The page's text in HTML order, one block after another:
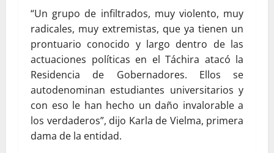
“Un grupo de infiltrados, muy violento, muy
radicales, muy extremistas, que ya tienen un
prontuario conocido y largo dentro de las
actuaciones políticas en el Táchira atacó la
Residencia de Gobernadores. Ellos se
autodenominan estudiantes universitarios y
con eso le han hecho un daño invalorable a
los verdaderos”, dijo Karla de Vielma, primera
dama de la entidad.